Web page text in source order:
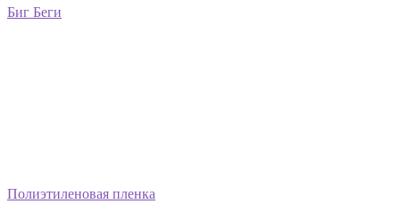
Биг Беги
Полиэтиленовая пленка